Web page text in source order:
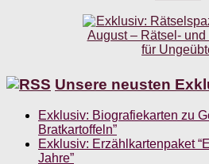
Unsere neusten
Exklusiv: Biografiekarten zu
Bratkartoffeln”
Exklusiv: Erzählkartenpaket
Jahre”